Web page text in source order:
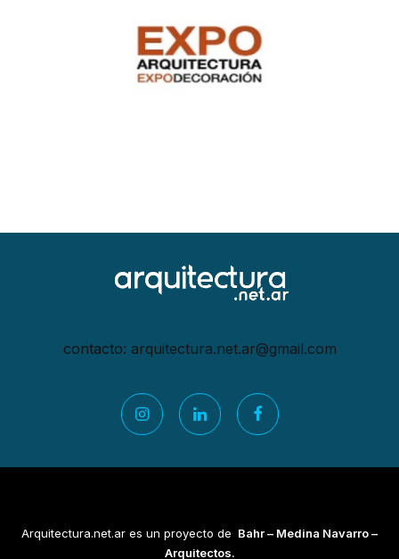
contacto: arquitectura.net.ar@gmail.com
Arquitectura.net.ar es un proyecto de Bahr – Medina Navarro –
Arquitectos.